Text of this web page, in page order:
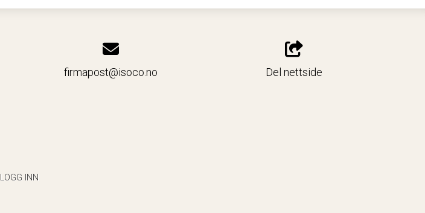
firmapost@isoco.no Del nettside
LOGG INN